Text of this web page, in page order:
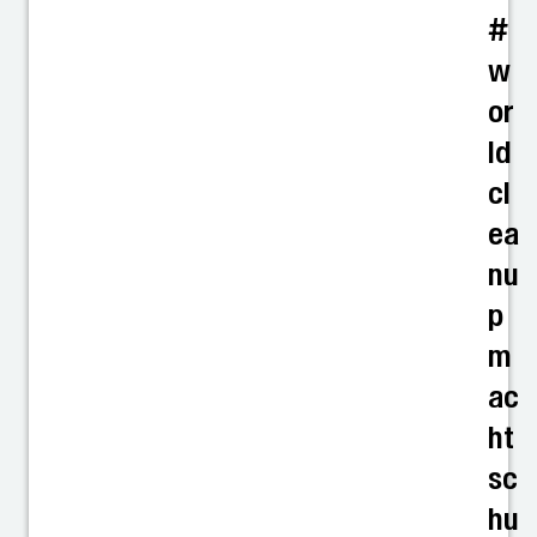
#
w
or
ld
cl
ea
nu
p
m
ac
ht
sc
hu